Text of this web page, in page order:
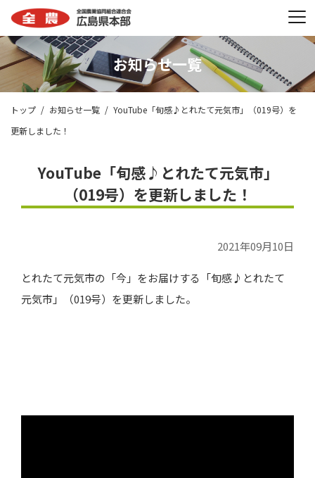
お知らせ一覧
トップ お知らせ一覧
YouTube「旬感♪とれたて元気市」（019号）を
更新しました！
YouTube「旬感♪とれたて元気市」
（019号）を更新しました！
2021年09月10日
とれたて元気市の「今」をお届けする「旬感♪とれたて
元気市」（019号）を更新しました。